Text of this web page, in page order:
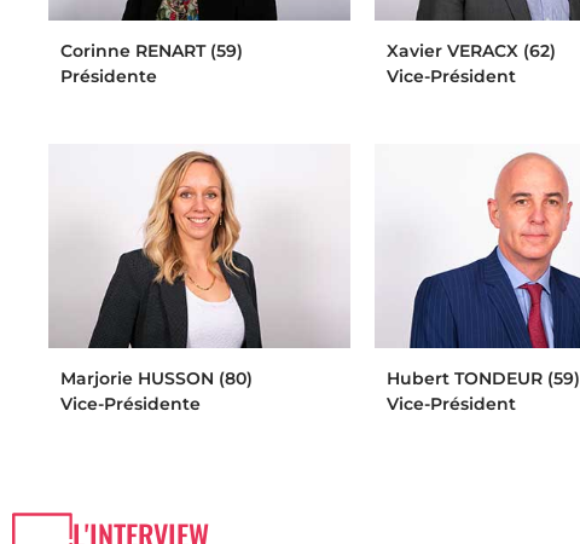
Corinne RENART (59)
Présidente
Xavier VERACX (62)
Vice-Président
Marjorie HUSSON (80)
Vice-Présidente
Hubert TONDEUR (59)
Vice-Président
L'INTERVIEW